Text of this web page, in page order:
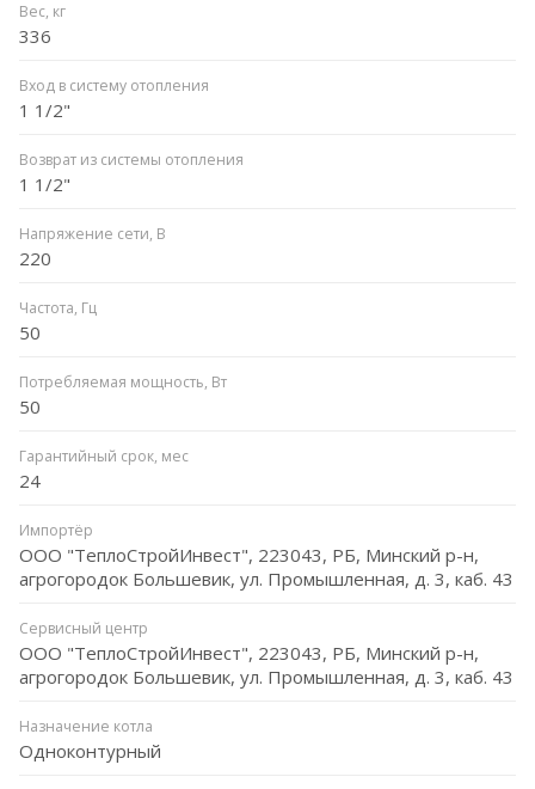
Вес, кг
336
Вход в систему отопления
1 1/2"
Возврат из системы отопления
1 1/2"
Напряжение сети, В
220
Частота, Гц
50
Потребляемая мощность, Вт
50
Гарантийный срок, мес
24
Импортёр
ООО "ТеплоСтройИнвест", 223043, РБ, Минский р-н,
агрогородок Большевик, ул. Промышленная, д. 3, каб. 43
Сервисный центр
ООО "ТеплоСтройИнвест", 223043, РБ, Минский р-н,
агрогородок Большевик, ул. Промышленная, д. 3, каб. 43
Назначение котла
Одноконтурный